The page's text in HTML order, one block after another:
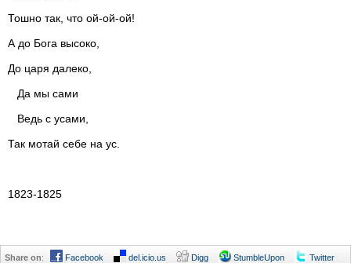
Тошно так, что ой-ой-ой!
А до Бога высоко,
До царя далеко,
Да мы сами
Ведь с усами,
Так мотай себе на ус.
1823-1825
Share on: Facebook del.icio.us Digg StumbleUpon Twitter